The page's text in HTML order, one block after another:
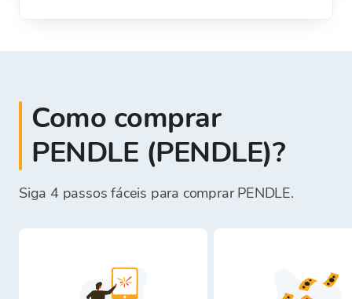
Como comprar
PENDLE (PENDLE)?
Siga 4 passos fáceis para comprar PENDLE.